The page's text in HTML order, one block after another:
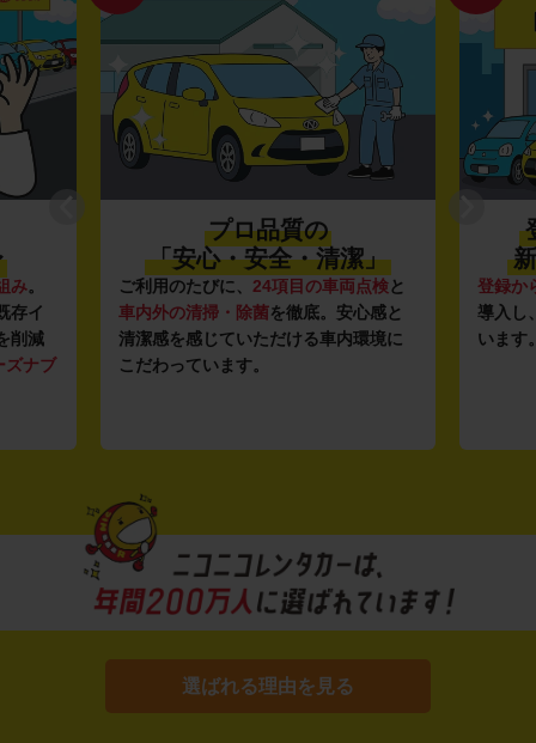
み。
存イ
削減
ズナブ
プロ品質の
「安心・安全・清潔」
ご利用のたびに、 24項目の車両点検と
車内外の清掃・除菌を徹底。安心感と
清潔感を感じていただける車内環境に
こだわっています。
登録か
導入し
います
選ばれる理由を見る